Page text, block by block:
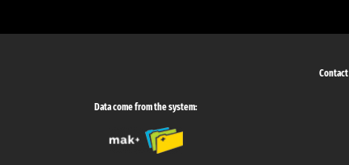
Contact
Data come from the system: